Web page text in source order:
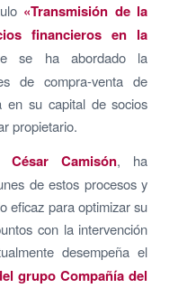
«Transmisión de la
financieros en la
se ha abordado la
de compra-venta de
en su capital de socios
propietario.
Camisón, ha
de estos procesos y
eficaz para optimizar su
con la intervención
desempeña el
grupo Compañía del